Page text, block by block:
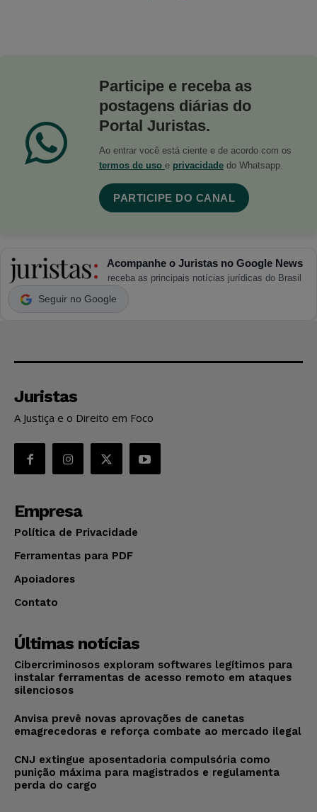
Participe e receba as
postagens diárias do
Portal Juristas.
Ao entrar você está ciente e de acordo com os
termos de uso e privacidade do Whatsapp.
PARTICIPE DO CANAL
Acompanhe o Juristas no Google News
receba as principais notícias jurídicas do Brasil
Seguir no Google
Juristas
A Justiça e o Direito em Foco
Empresa
Política de Privacidade
Ferramentas para PDF
Apoiadores
Contato
Últimas notícias
Cibercriminosos exploram softwares legítimos para
instalar ferramentas de acesso remoto em ataques
silenciosos
Anvisa prevê novas aprovações de canetas
emagrecedoras e reforça combate ao mercado ilegal
CNJ extingue aposentadoria compulsória como
punição máxima para magistrados e regulamenta
perda do cargo